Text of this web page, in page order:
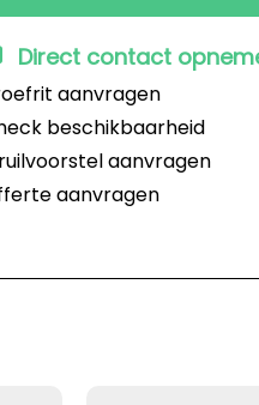
Direct contact
aanvragen
beschikbaarheid
aanvragen
aanvragen